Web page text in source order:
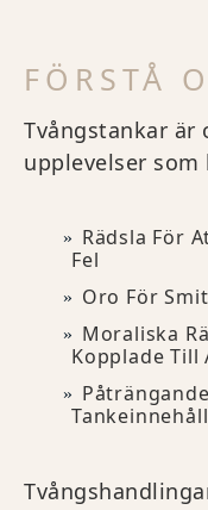
FÖRSTÅ
Tvångstankar är
upplevelser
Rädsla För
Fel
Oro För
Moraliska
Kopplade Till
Tankeinnehåll